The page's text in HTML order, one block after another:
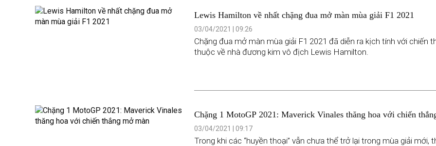
Lewis Hamilton về nhất chặng đua mở màn mùa giải F1 2021
03/04/2021 | 09:26
Chặng đua mở màn mùa giải F1 2021 đã diễn ra kịch tính với chiến
thuộc về nhà đương kim vô địch Lewis Hamilton.
Chặng 1 MotoGP 2021: Maverick Vinales thăng hoa với chiến
màn
03/04/2021 | 09:17
Trong khi các “huyền thoại” vẫn chưa thể trở lại trong mùa giải mới,